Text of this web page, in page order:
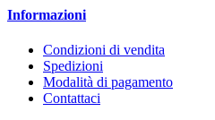
Informazioni
Condizioni di vendita
Spedizioni
Modalità di pagamento
Contattaci